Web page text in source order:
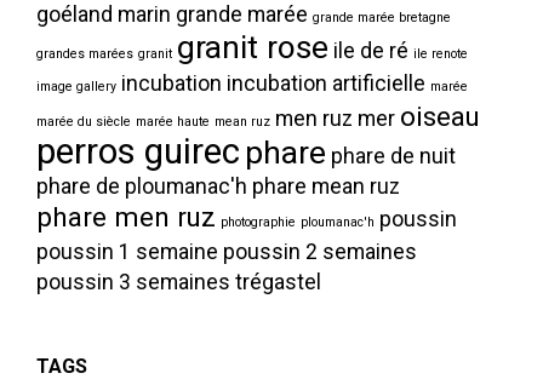
goéland marin grande marée grande marée bretagne
grandes marées granit granit rose ile de ré ile renote
image gallery incubation incubation artificielle marée
marée du siècle marée haute mean ruz men ruz mer oiseau
perros guirec phare phare de nuit
phare de ploumanac'h phare mean ruz
phare men ruz photographie ploumanac'h poussin
poussin 1 semaine poussin 2 semaines
poussin 3 semaines trégastel
TAGS